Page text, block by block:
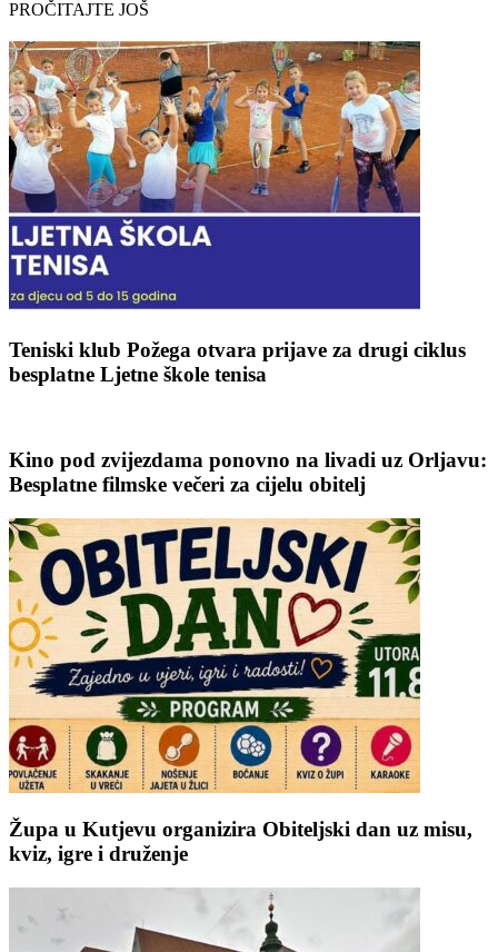
PROČITAJTE JOŠ
Teniski klub Požega otvara prijave za drugi ciklus
besplatne Ljetne škole tenisa
Kino pod zvijezdama ponovno na livadi uz Orljavu:
Besplatne filmske večeri za cijelu obitelj
Župa u Kutjevu organizira Obiteljski dan uz misu,
kviz, igre i druženje